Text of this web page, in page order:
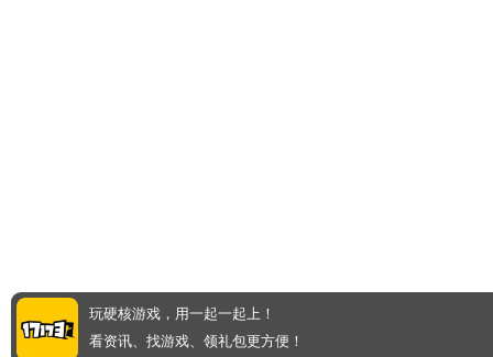
玩硬核游戏，用一起一起上！
看资讯、找游戏、领礼包更方便！